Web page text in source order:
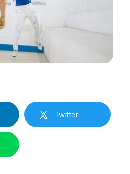
Twitter